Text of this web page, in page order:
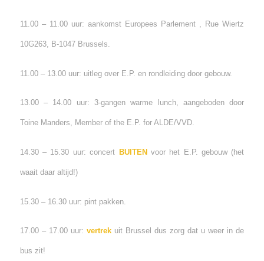
11.00 – 11.00 uur: aankomst Europees Parlement , Rue Wiertz
10G263, B-1047 Brussels.
11.00 – 13.00 uur: uitleg over E.P. en rondleiding door gebouw.
13.00 – 14.00 uur: 3-gangen warme lunch, aangeboden door
Toine Manders, Member of the E.P. for ALDE/VVD.
14.30 – 15.30 uur: concert BUITEN voor het E.P. gebouw (het
waait daar altijd!)
15.30 – 16.30 uur: pint pakken.
17.00 – 17.00 uur: vertrekuit Brussel dus zorg dat u weer in de
bus zit!